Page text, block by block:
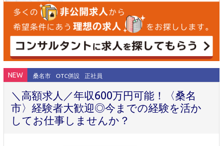
NEW 桑名市 OTC併設 正社員
＼高額求人／年収600万円可能！〈桑名
市〉経験者大歓迎◎今までの経験を活か
してお仕事しませんか？